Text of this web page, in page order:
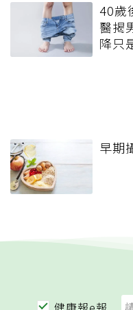
40歲
醫揭
降只
早期